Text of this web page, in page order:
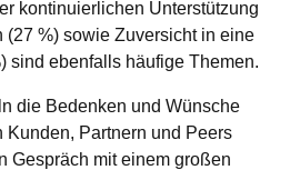
kontinuierlichen Unterstützung
(27 %) sowie Zuversicht in eine
sind ebenfalls häufige Themen.
die Bedenken und Wünsche
Kunden, Partnern und Peers
Gespräch mit einem großen